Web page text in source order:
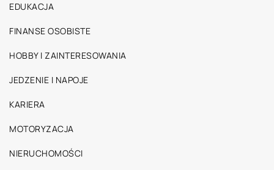
EDUKACJA
FINANSE OSOBISTE
HOBBY I ZAINTERESOWANIA
JEDZENIE I NAPOJE
KARIERA
MOTORYZACJA
NIERUCHOMOŚCI